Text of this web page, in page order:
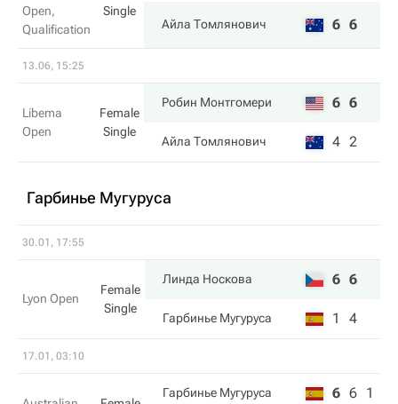
Open,
Qualification
Single
Айла Томлянович 6 6
13.06, 15:25
Libema
Open
Female
Single
Робин Монтгомери 6 6
Айла Томлянович 4 2
Гарбинье Мугуруса
30.01, 17:55
Lyon Open
Female
Single
Линда Носкова 6 6
Гарбинье Мугуруса 1 4
17.01, 03:10
Гарбинье Мугуруса 6 6 1